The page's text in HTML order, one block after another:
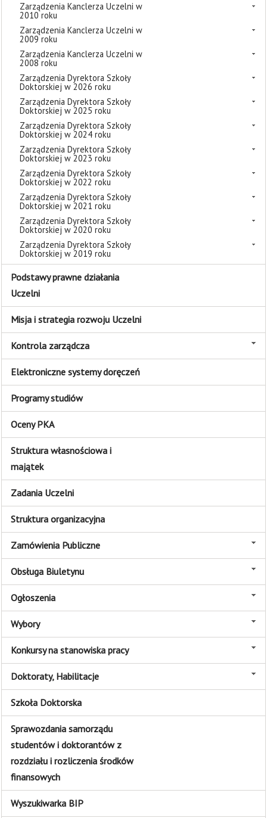
Zarządzenia Kanclerza Uczelni w
2010 roku
Zarządzenia Kanclerza Uczelni w
2009 roku
Zarządzenia Kanclerza Uczelni w
2008 roku
Zarządzenia Dyrektora Szkoły
Doktorskiej w 2026 roku
Zarządzenia Dyrektora Szkoły
Doktorskiej w 2025 roku
Zarządzenia Dyrektora Szkoły
Doktorskiej w 2024 roku
Zarządzenia Dyrektora Szkoły
Doktorskiej w 2023 roku
Zarządzenia Dyrektora Szkoły
Doktorskiej w 2022 roku
Zarządzenia Dyrektora Szkoły
Doktorskiej w 2021 roku
Zarządzenia Dyrektora Szkoły
Doktorskiej w 2020 roku
Zarządzenia Dyrektora Szkoły
Doktorskiej w 2019 roku
Podstawy prawne działania
Uczelni
Misja i strategia rozwoju Uczelni
Kontrola zarządcza
Elektroniczne systemy doręczeń
Programy studiów
Oceny PKA
Struktura własnościowa i
majątek
Zadania Uczelni
Struktura organizacyjna
Zamówienia Publiczne
Obsługa Biuletynu
Ogłoszenia
Wybory
Konkursy na stanowiska pracy
Doktoraty, Habilitacje
Szkoła Doktorska
Sprawozdania samorządu
studentów i doktorantów z
rozdziału i rozliczenia środków
finansowych
Wyszukiwarka BIP